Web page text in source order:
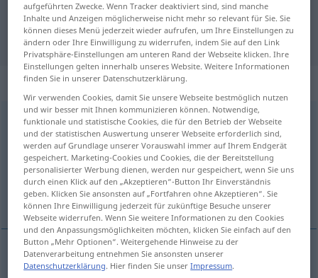
"Betrug" Niederländisch
Übersetzung
„Betrug“: Maskulinum, männlich
Betrugm <-(e)s;keine Pluralform>
Übersicht aller Übersetzungen
(Für mehr Details die Übersetzung anklicken/antippen)
het bedrog, fraude
(het)bedrog Betrug
aufgeführten Zwecke. Wenn Tracker deaktiviert sind, sind manche
Inhalte und Anzeigen möglicherweise nicht mehr so relevant für Sie. Sie
können dieses Menü jederzeit wieder aufrufen, um Ihre Einstellungen zu
ändern oder Ihre Einwilligung zu widerrufen, indem Sie auf den Link
Privatsphäre-Einstellungen am unteren Rand der Webseite klicken. Ihre
Einstellungen gelten innerhalb unseres Website. Weitere Informationen
finden Sie in unserer Datenschutzerklärung.
Wir verwenden Cookies, damit Sie unsere Webseite bestmöglich nutzen
und wir besser mit Ihnen kommunizieren können. Notwendige,
funktionale und statistische Cookies, die für den Betrieb der Webseite
und der statistischen Auswertung unserer Webseite erforderlich sind,
werden auf Grundlage unserer Vorauswahl immer auf Ihrem Endgerät
gespeichert. Marketing-Cookies und Cookies, die der Bereitstellung
personalisierter Werbung dienen, werden nur gespeichert, wenn Sie uns
durch einen Klick auf den „Akzeptieren“-Button Ihr Einverständnis
geben. Klicken Sie ansonsten auf „Fortfahren ohne Akzeptieren“. Sie
können Ihre Einwilligung jederzeit für zukünftige Besuche unserer
Webseite widerrufen. Wenn Sie weitere Informationen zu den Cookies
und den Anpassungsmöglichkeiten möchten, klicken Sie einfach auf den
Button „Mehr Optionen“. Weitergehende Hinweise zu der
Datenverarbeitung entnehmen Sie ansonsten unserer
Datenschutzerklärung. Hier finden Sie unserImpressum.